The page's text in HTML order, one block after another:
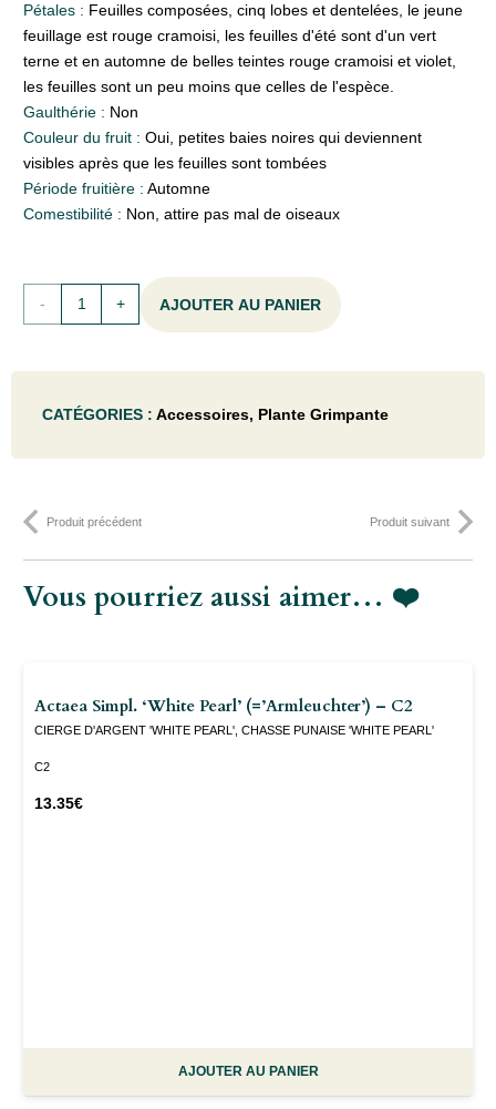
Pétales : Feuilles composées, cinq lobes et dentelées, le jeune
feuillage est rouge cramoisi, les feuilles d'été sont d'un vert
terne et en automne de belles teintes rouge cramoisi et violet,
les feuilles sont un peu moins que celles de l'espèce.
Gaulthérie : Non
Couleur du fruit : Oui, petites baies noires qui deviennent
visibles après que les feuilles sont tombées
Période fruitière : Automne
Comestibilité : Non, attire pas mal de oiseaux
quantité
quinq.
'Engelmannii'
60C
AJOUTER AU PANIER
CATÉGORIES : Accessoires, Plante Grimpante
Produit précédent Produit suivant
Vous pourriez aussi aimer… ❤️
Actaea Simpl. ‘White Pearl’ (=’armleuchter’) – C2
CIERGE D'ARGENT 'WHITE PEARL', CHASSE PUNAISE 'WHITE PEARL'
C2
13.35€
AJOUTER AU PANIER